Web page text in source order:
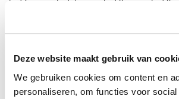
Deze website maakt gebruik van
We gebruiken cookies om content en
personaliseren, om functies voor